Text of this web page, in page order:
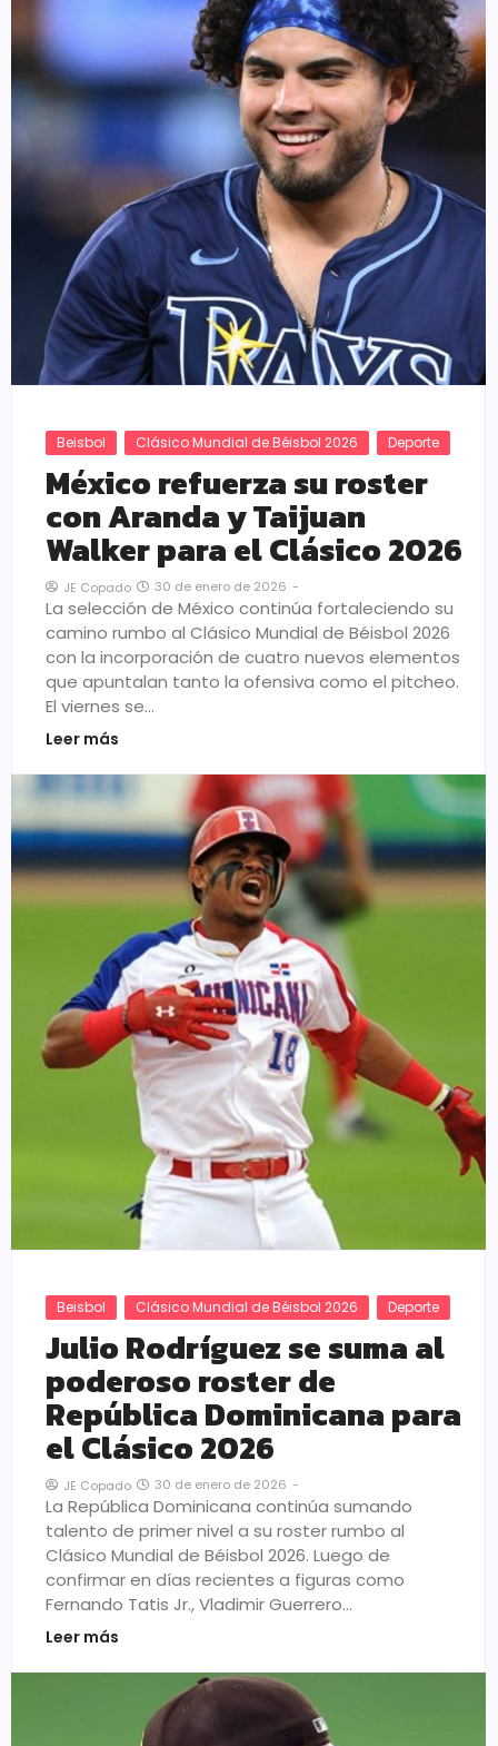
Beisbol Clásico Mundial de Béisbol 2026 Deporte
México refuerza su roster
con Aranda y Taijuan
Walker para el Clásico 2026
JE Copado 30 de enero de 2026 -
La selección de México continúa fortaleciendo su
camino rumbo al Clásico Mundial de Béisbol 2026
con la incorporación de cuatro nuevos elementos
que apuntalan tanto la ofensiva como el pitcheo.
El viernes se…
Leer más
Beisbol Clásico Mundial de Béisbol 2026 Deporte
Julio Rodríguez se suma al
poderoso roster de
República Dominicana para
el Clásico 2026
JE Copado 30 de enero de 2026 -
La República Dominicana continúa sumando
talento de primer nivel a su roster rumbo al
Clásico Mundial de Béisbol 2026. Luego de
confirmar en días recientes a figuras como
Fernando Tatis Jr., Vladimir Guerrero…
Leer más